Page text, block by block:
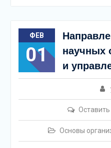
ФЕВ
01
научных
и
Основы